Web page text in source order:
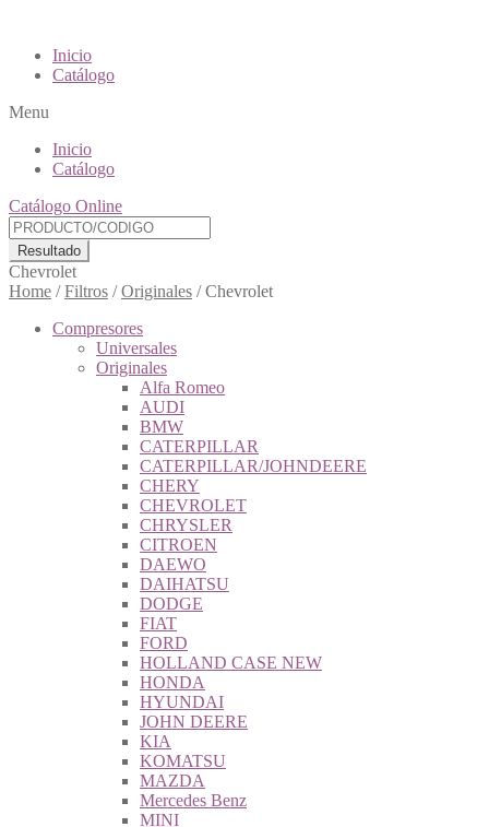
Inicio
Catálogo
Menu
Inicio
Catálogo
Catálogo Online
Resultado
Chevrolet
Home /Filtros /Originales /Chevrolet
Compresores
Universales
Originales
Alfa Romeo
AUDI
BMW
CATERPILLAR
CATERPILLAR/JOHNDEERE
CHERY
CHEVROLET
CHRYSLER
CITROEN
DAEWO
DAIHATSU
DODGE
FIAT
FORD
HOLLAND CASE NEW
HONDA
HYUNDAI
JOHN DEERE
KIA
KOMATSU
MAZDA
Mercedes Benz
MINI